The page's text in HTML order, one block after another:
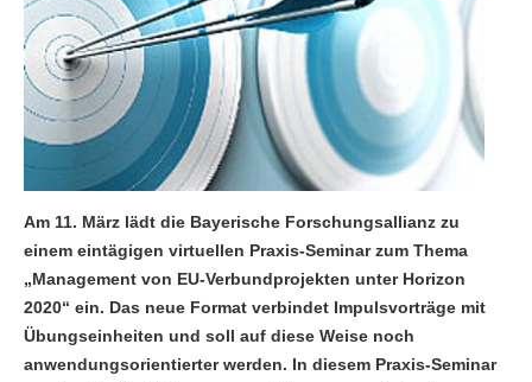
Am 11. März lädt die Bayerische Forschungsallianz zu
einem eintägigen virtuellen Praxis-Seminar zum Thema
„Management von EU-Verbundprojekten unter Horizon
2020“ ein. Das neue Format verbindet Impulsvorträge mit
Übungseinheiten und soll auf diese Weise noch
anwendungsorientierter werden. In diesem Praxis-Seminar